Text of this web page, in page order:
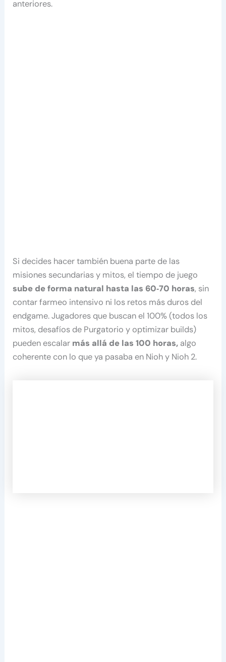
anteriores.
Si decides hacer también buena parte de las
misiones secundarias y mitos, el tiempo de juego
sube de forma natural hasta las 60‑70 horas, sin
contar farmeo intensivo ni los retos más duros del
endgame. Jugadores que buscan el 100% (todos los
mitos, desafíos de Purgatorio y optimizar builds)
pueden escalar más allá de las 100 horas, algo
coherente con lo que ya pasaba en Nioh y Nioh 2.